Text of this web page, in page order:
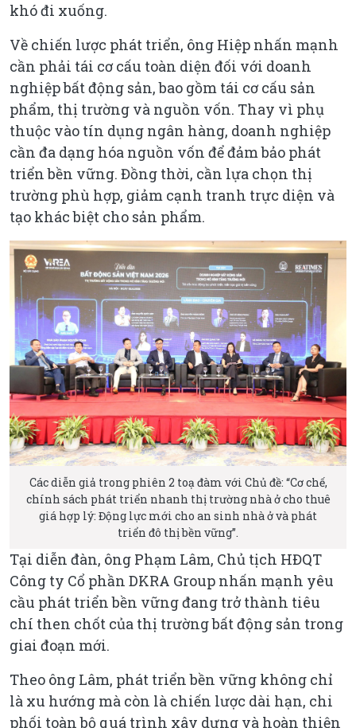
khó đi xuống.
Về chiến lược phát triển, ông Hiệp nhấn mạnh
cần phải tái cơ cấu toàn diện đối với doanh
nghiệp bất động sản, bao gồm tái cơ cấu sản
phẩm, thị trường và nguồn vốn. Thay vì phụ
thuộc vào tín dụng ngân hàng, doanh nghiệp
cần đa dạng hóa nguồn vốn để đảm bảo phát
triển bền vững. Đồng thời, cần lựa chọn thị
trường phù hợp, giảm cạnh tranh trực diện và
tạo khác biệt cho sản phẩm.
Các diễn giả trong phiên 2 toạ đàm với Chủ đề: “Cơ chế,
chính sách phát triển nhanh thị trường nhà ở cho thuê
giá hợp lý: Động lực mới cho an sinh nhà ở và phát
triển đô thị bền vững”.
Tại diễn đàn, ông Phạm Lâm, Chủ tịch HĐQT
Công ty Cổ phần DKRA Group nhấn mạnh yêu
cầu phát triển bền vững đang trở thành tiêu
chí then chốt của thị trường bất động sản trong
giai đoạn mới.
Theo ông Lâm, phát triển bền vững không chỉ
là xu hướng mà còn là chiến lược dài hạn, chi
phối toàn bộ quá trình xây dựng và hoàn thiện